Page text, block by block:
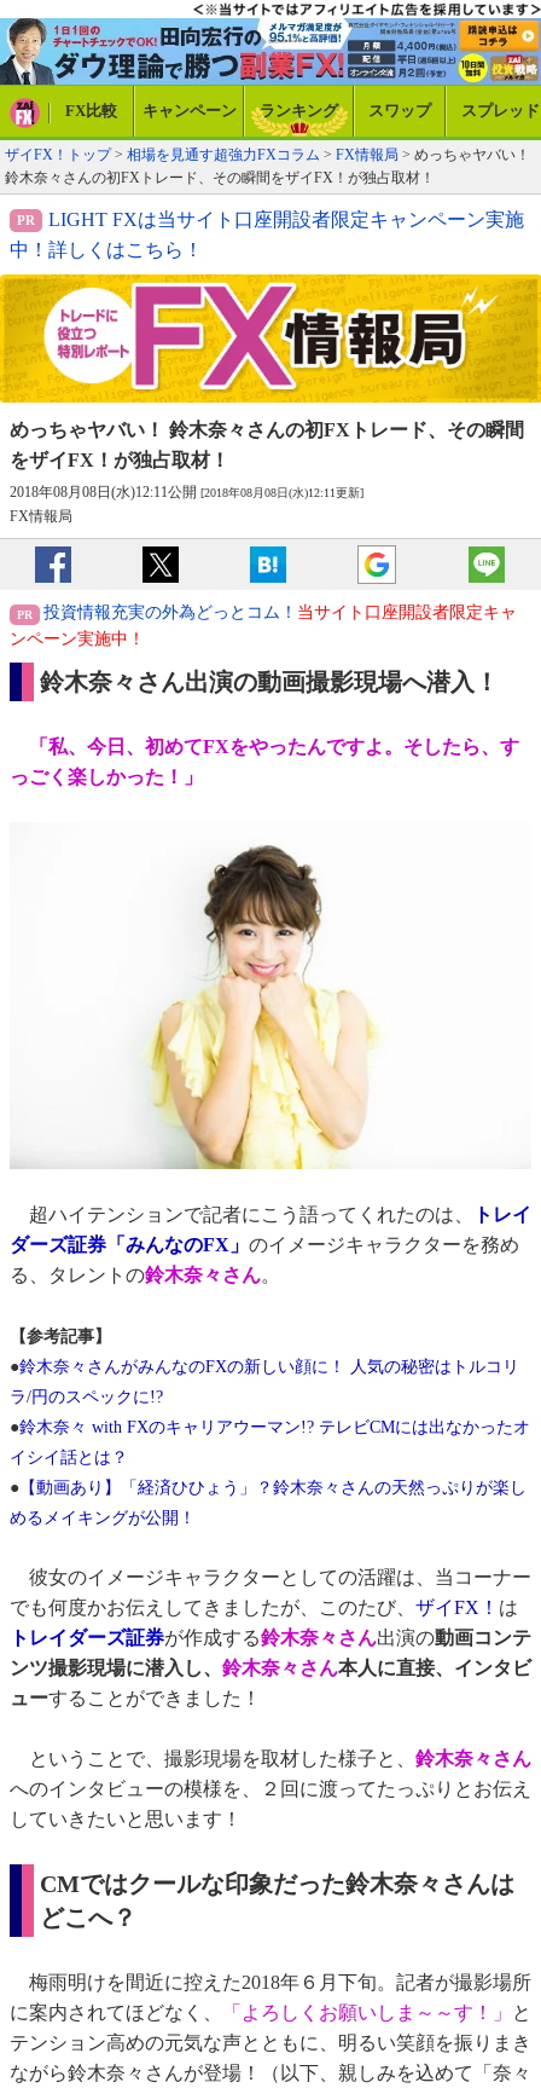
FX比較 キャンペーン ランキング スワップ スプレッド
ザイFX！トップ> 相場を見通す超強力FXコラム > FX情報局 > めっちゃヤバい！
鈴木奈々さんの初FXトレード、その瞬間をザイFX！が独占取材！
LIGHT FXは当サイト口座開設者限定キャンペーン実施
中！詳しくはこちら！
めっちゃヤバい！ 鈴木奈々さんの初FX トレード、その瞬間
をザイFX！が独占取材！
2018年08月08日(水)12:11公開 [2018年08月08日(水)12:11更新]
FX情報局
投資情報充実の外為どっとコム！ 当サイト口座開設者限定キャ
ンペーン実施中！
鈴木奈々さん出演の動画撮影現場へ潜入！
「私、今日、初めてFXをやったんですよ。そしたら、す
っごく楽しかった！」
超ハイテンションで記者にこう語ってくれたのは、
トレイ
ダーズ証券「みんなのFX」 のイメージキャラクターを務め
る、タレントの鈴木奈々さん。
【参考記事】
●鈴木奈々さんがみんなのFXの新しい顔に！ 人気の秘密はトルコリ
ラ/円のスペックに!?
●鈴木奈々 with FXのキャリアウーマン!? テレビCMには出なかったオ
イシイ話とは？
● 【動画あり】「経済ひひょう」？鈴木奈々さんの天然っぷりが楽し
めるメイキングが公開！
彼女のイメージキャラクターとしての活躍は、当コーナー
でも何度かお伝えしてきましたが、このたび、 ザイFX！ は
トレイダーズ証券が作成する鈴木奈々さん出演の動画コンテ
ンツ撮影現場に潜入し、 鈴木奈々さん本人に直接、インタビ
ューすることができました！
ということで、撮影現場を取材した様子と、 鈴木奈々さん
へのインタビューの模様を、２回に渡ってたっぷりとお伝え
していきたいと思います！
CMではクールな印象だった鈴木奈々さんは
どこへ？
梅雨明けを間近に控えた2018年６月下旬。記者が撮影場所
に案内されてほどなく、
「よろしくお願いしま～～す！」
と
テンション高めの元気な声とともに、明るい笑顔を振りまき
ながら鈴木奈々さんが登場！（以下、親しみを込めて「奈々